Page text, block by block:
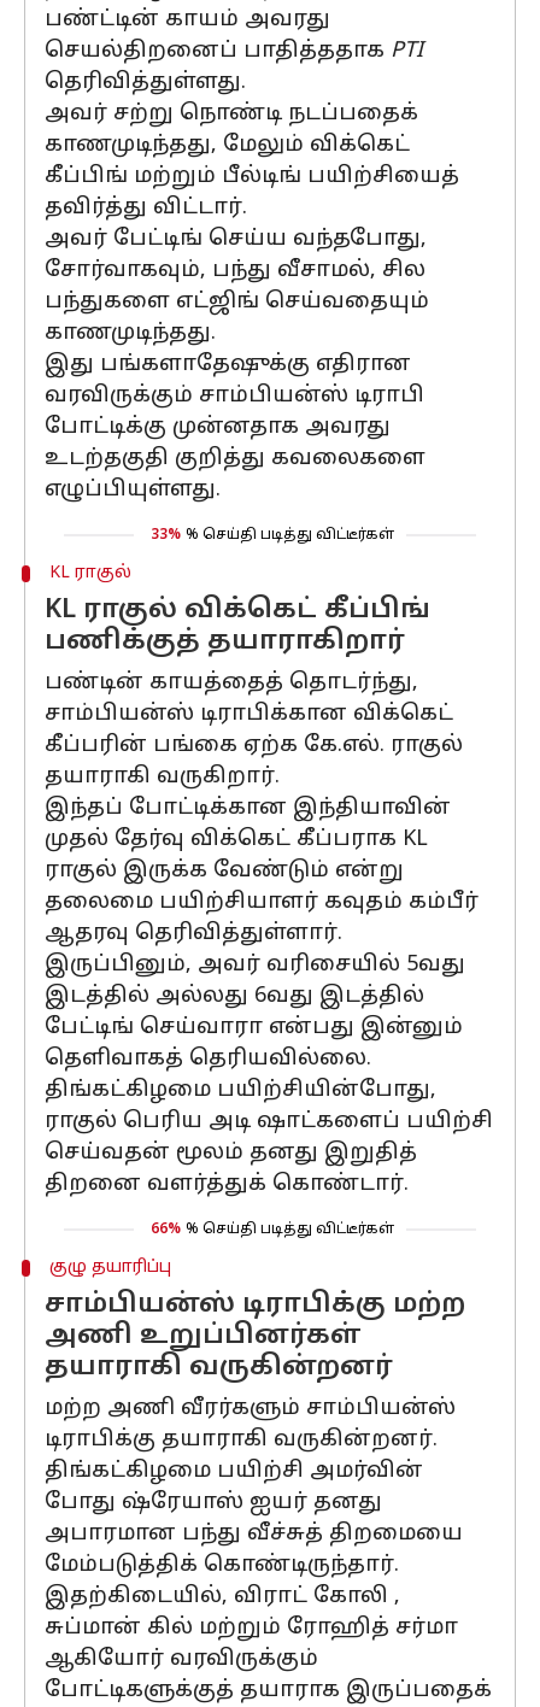
பண்ட்டின் காயம் அவரது
செயல்திறனைப் பாதித்ததாக PTI
தெரிவித்துள்ளது.
அவர் சற்று நொண்டி நடப்பதைக்
காணமுடிந்தது, மேலும் விக்கெட்
கீப்பிங் மற்றும் பீல்டிங் பயிற்சியைத்
தவிர்த்து விட்டார்.
அவர் பேட்டிங் செய்ய வந்தபோது, ​​
சோர்வாகவும், பந்து வீசாமல், சில
பந்துகளை எட்ஜிங் செய்வதையும்
காணமுடிந்தது.
இது பங்களாதேஷுக்கு எதிரான
வரவிருக்கும் சாம்பியன்ஸ் டிராபி
போட்டிக்கு முன்னதாக அவரது
உடற்தகுதி குறித்து கவலைகளை
எழுப்பியுள்ளது.
33% % செய்தி படித்து விட்டீர்கள்
KL ராகுல்
KL ராகுல் விக்கெட் கீப்பிங்
பணிக்குத் தயாராகிறார்
பண்டின் காயத்தைத் தொடர்ந்து,
சாம்பியன்ஸ் டிராபிக்கான விக்கெட்
கீப்பரின் பங்கை ஏற்க கே.எல். ராகுல்
தயாராகி வருகிறார்.
இந்தப் போட்டிக்கான இந்தியாவின்
முதல் தேர்வு விக்கெட் கீப்பராக KL
ராகுல் இருக்க வேண்டும் என்று
தலைமை பயிற்சியாளர் கவுதம் கம்பீர்
ஆதரவு தெரிவித்துள்ளார்.
இருப்பினும், அவர் வரிசையில் 5வது
இடத்தில் அல்லது 6வது இடத்தில்
பேட்டிங் செய்வாரா என்பது இன்னும்
தெளிவாகத் தெரியவில்லை.
திங்கட்கிழமை பயிற்சியின்போது, ​​
ராகுல் பெரிய அடி ஷாட்களைப் பயிற்சி
செய்வதன் மூலம் தனது இறுதித்
திறனை வளர்த்துக் கொண்டார்.
66% % செய்தி படித்து விட்டீர்கள்
குழு தயாரிப்பு
சாம்பியன்ஸ் டிராபிக்கு மற்ற
அணி உறுப்பினர்கள்
தயாராகி வருகின்றனர்
மற்ற அணி வீரர்களும் சாம்பியன்ஸ்
டிராபிக்கு தயாராகி வருகின்றனர்.
திங்கட்கிழமை பயிற்சி அமர்வின்
போது ஷ்ரேயாஸ் ஐயர் தனது
அபாரமான பந்து வீச்சுத் திறமையை
மேம்படுத்திக் கொண்டிருந்தார்.
இதற்கிடையில், விராட் கோலி ,
சுப்மான் கில் மற்றும் ரோஹித் சர்மா
ஆகியோர் வரவிருக்கும்
போட்டிகளுக்குத் தயாராக இருப்பதைக்